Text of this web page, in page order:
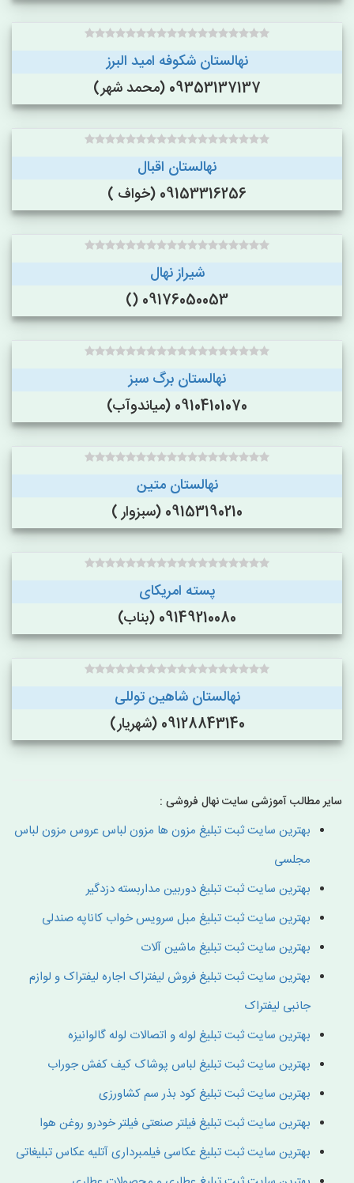
نهالستان شکوفه امید البرز
09353137137 (محمد شهر)
نهالستان اقبال
09153316256 (خواف )
شیراز نهال
09176050053 ()
نهالستان برگ سبز
09104101070 (میاندوآب)
نهالستان متین
09153190210 (سبزوار )
پسته امریکای
09149210080 (بناب)
نهالستان شاهین توللی
09128843140 (شهریار)
سایر مطالب آموزشی سایت نهال فروشی :
بهترین سایت ثبت تبلیغ مزون ها مزون لباس عروس مزون لباس
مجلسی
بهترین سایت ثبت تبلیغ دوربین مداربسته دزدگیر
بهترین سایت ثبت تبلیغ مبل سرویس خواب کاناپه صندلی
بهترین سایت ثبت تبلیغ ماشین آلات
بهترین سایت ثبت تبلیغ فروش لیفتراک اجاره لیفتراک و لوازم
جانبی لیفتراک
بهترین سایت ثبت تبلیغ لوله و اتصالات لوله گالوانیزه
بهترین سایت ثبت تبلیغ لباس پوشاک کیف کفش جوراب
بهترین سایت ثبت تبلیغ کود بذر سم کشاورزی
بهترین سایت ثبت تبلیغ فیلتر صنعتی فیلتر خودرو روغن هوا
بهترین سایت ثبت تبلیغ عکاسی فیلمبرداری آتلیه عکاس تبلیغاتی